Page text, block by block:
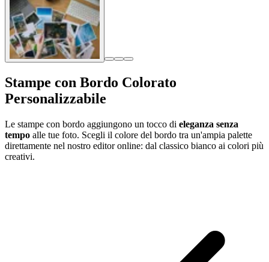
Stampe con Bordo Colorato
Personalizzabile
Le stampe con bordo aggiungono un tocco di eleganza senza
tempo alle tue foto. Scegli il colore del bordo tra un'ampia palette
direttamente nel nostro editor online: dal classico bianco ai colori più
creativi.